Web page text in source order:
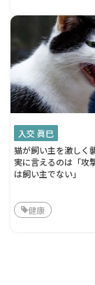
入交 眞巳
猫が飼い主を激し
実に言えるのは「攻
は飼い主でない」
健康